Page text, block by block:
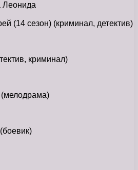
Леонида
(14 сезон) (криминал, детектив)
криминал)
(мелодрама)